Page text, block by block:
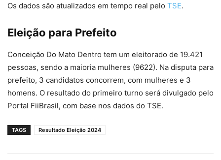
Os dados são atualizados em tempo real pelo TSE.
Eleição para Prefeito
Conceição Do Mato Dentro tem um eleitorado de 19.421
pessoas, sendo a maioria mulheres (9622). Na disputa para
prefeito, 3 candidatos concorrem, com mulheres e 3
homens. O resultado do primeiro turno será divulgado pelo
Portal FiiBrasil, com base nos dados do TSE.
TAGS Resultado Eleição 2024